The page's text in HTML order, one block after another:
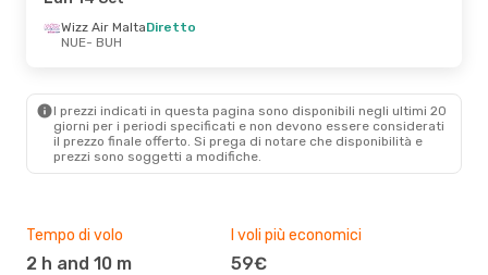
Ven 11 Set- Lun 14 Set
- NUE
Wizz Air MaltaDiretto
NUE- BUH
I prezzi indicati in questa pagina sono disponibili negli ultimi 20
giorni per i periodi specificati e non devono essere considerati
il ​​prezzo finale offerto. Si prega di notare che disponibilità e
prezzi sono soggetti a modifiche.
Tempo di volo
2 h and 10 m
I voli più economici
59€